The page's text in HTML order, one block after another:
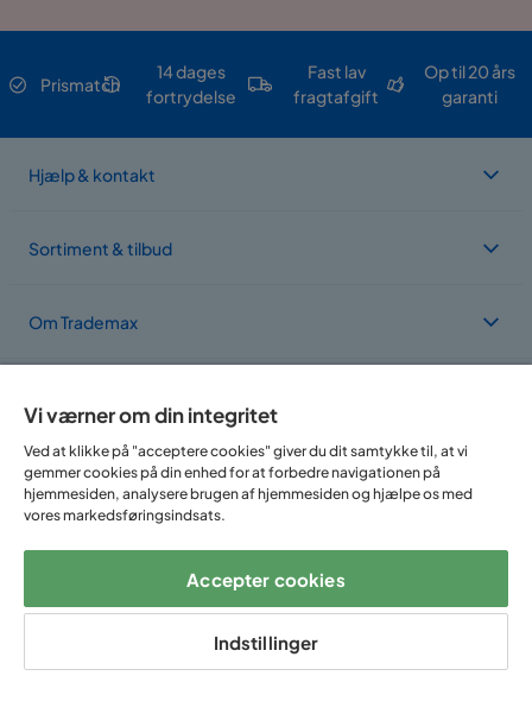
Prismatch
14 dages
fortrydelse
Fast lav
fragtafgift
Op til 20 års
garanti
Hjælp & kontakt
Sortiment & tilbud
Om Trademax
Vi findes i flere forskellige lande
Følg os på:
Vi værner om din integritet
Ved at klikke på "acceptere cookies" giver du dit samtykke til, at vi
gemmer cookies på din enhed for at forbedre navigationen på
hjemmesiden, analysere brugen af hjemmesiden og hjælpe os med
vores markedsføringsindsats.
Accepter cookies
Indstillinger